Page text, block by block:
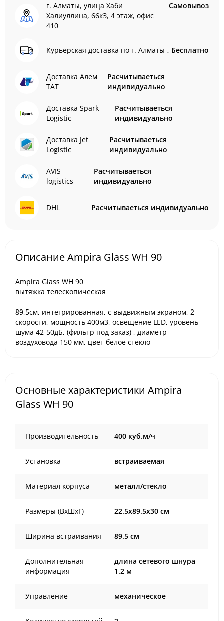
г. Алматы, улица Хаби
Халиуллина, 66кЗ, 4 этаж, офис
410
Самовывоз
Курьерская доставка по г. Алматы Бесплатно
Доставка Алем
ТАТ
Расчитываеться
индивидуально
Доставка Spark
Logistic
Расчитываеться
индивидуально
Доставка Jet
Logistic
Расчитываеться
индивидуально
AVIS
logistics
Расчитываеться
индивидуально
DHL Расчитываеться индивидуально
Описание Ampira Glass WH 90
Ampira Glass WH 90
вытяжка телескопическая
89,5см, интегрированная, с выдвижным экраном, 2
скорости, мощность 400м3, освещение LED, уровень
шума 42-50дБ, (фильтр под заказ) , диаметр
воздуховода 150 мм, цвет белое стекло
Основные характеристики Ampira
Glass WH 90
Производительность 400 куб.м/ч
Установка встраиваемая
Материал корпуса металл/стекло
Размеры (ВхШхГ) 22.5x89.5x30 см
Ширина встраивания 89.5 см
Дополнительная
информация
длина сетевого шнура
1.2 м
Управление механическое